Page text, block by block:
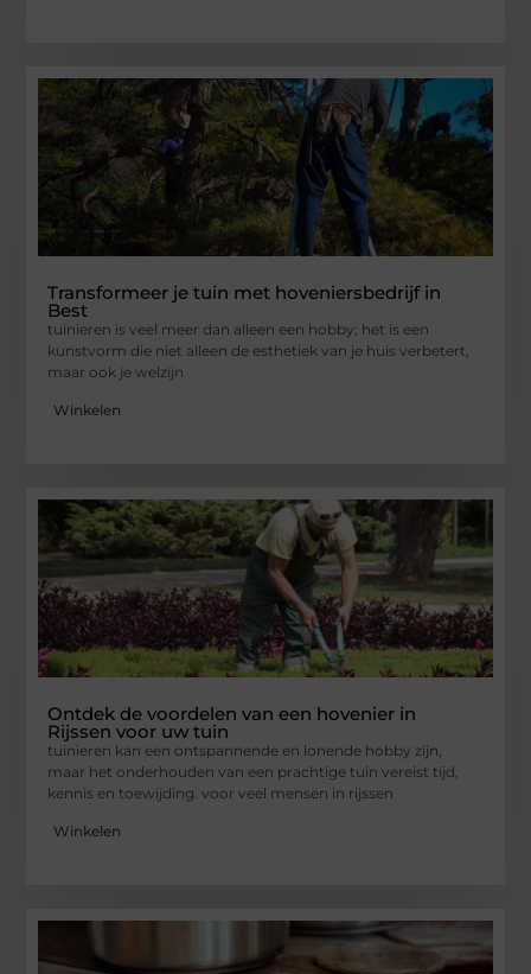
Transformeer je tuin met hoveniersbedrijf in
Best
tuinieren is veel meer dan alleen een hobby; het is een
kunstvorm die niet alleen de esthetiek van je huis verbetert,
maar ook je welzijn
Winkelen
Ontdek de voordelen van een hovenier in
Rijssen voor uw tuin
tuinieren kan een ontspannende en lonende hobby zijn,
maar het onderhouden van een prachtige tuin vereist tijd,
kennis en toewijding. voor veel mensen in rijssen
Winkelen